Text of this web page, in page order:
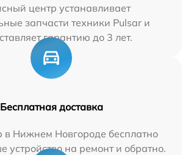
центр устанавливает
запчасти техники Pulsar и
гарантию до 3 лет.
Бесплатная доставка
в Нижнем Новгороде бесплатно
устройство на ремонт и обратно.